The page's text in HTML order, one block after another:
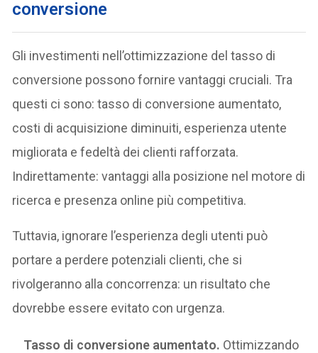
conversione
Gli investimenti nell’ottimizzazione del tasso di
conversione possono fornire vantaggi cruciali. Tra
questi ci sono: tasso di conversione aumentato,
costi di acquisizione diminuiti, esperienza utente
migliorata e fedeltà dei clienti rafforzata.
Indirettamente: vantaggi alla posizione nel motore di
ricerca e presenza online più competitiva.
Tuttavia, ignorare l’esperienza degli utenti può
portare a perdere potenziali clienti, che si
rivolgeranno alla concorrenza: un risultato che
dovrebbe essere evitato con urgenza.
Tasso di conversione aumentato. Ottimizzando